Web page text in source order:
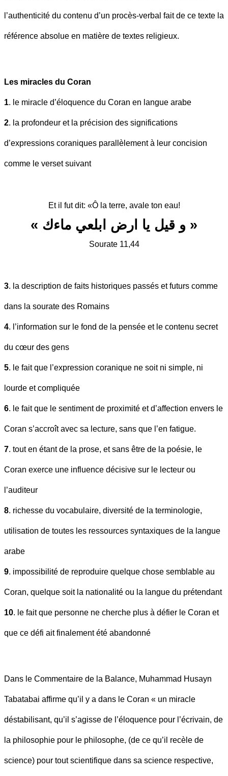
l’authenticité du contenu d’un procès-verbal fait de ce texte la
référence absolue en matière de textes religieux.
Les miracles du Coran
1. le miracle d’éloquence du Coran en langue arabe
2. la profondeur et la précision des significations
d’expressions coraniques parallèlement à leur concision
comme le verset suivant
Et il fut dit: «Ô la terre, avale ton eau!
« و قيل يا ارض ابلعي ماءك »
Sourate 11,44
3. la description de faits historiques passés et futurs comme
dans la sourate des Romains
4. l’information sur le fond de la pensée et le contenu secret
du cœur des gens
5. le fait que l’expression coranique ne soit ni simple, ni
lourde et compliquée
6. le fait que le sentiment de proximité et d’affection envers le
Coran s’accroît avec sa lecture, sans que l’en fatigue.
7. tout en étant de la prose, et sans être de la poésie, le
Coran exerce une influence décisive sur le lecteur ou
l’auditeur
8. richesse du vocabulaire, diversité de la terminologie,
utilisation de toutes les ressources syntaxiques de la langue
arabe
9. impossibilité de reproduire quelque chose semblable au
Coran, quelque soit la nationalité ou la langue du prétendant
10. le fait que personne ne cherche plus à défier le Coran et
que ce défi ait finalement été abandonné
Dans le Commentaire de la Balance, Muhammad Husayn
Tabatabai affirme qu’il y a dans le Coran « un miracle
déstabilisant, qu’il s’agisse de l’éloquence pour l’écrivain, de
la philosophie pour le philosophe, (de ce qu’il recèle de
science) pour tout scientifique dans sa science respective,